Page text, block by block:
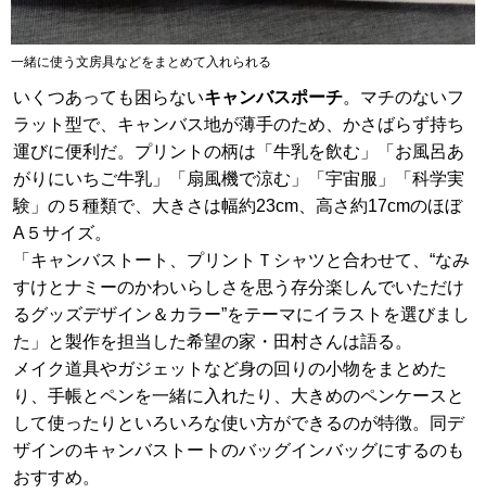
いくつあっても困らないキャンバスポーチ。マチのないフ
ラット型で、キャンバス地が薄手のため、かさばらず持ち
運びに便利だ。プリントの柄は「牛乳を飲む」「お風呂あ
がりにいちご牛乳」「扇風機で涼む」「宇宙服」「科学実
験」の５種類で、大きさは幅約23cm、高さ約17cmのほぼ
A５サイズ。
「キャンバストート、プリントＴシャツと合わせて、“なみ
すけとナミーのかわいらしさを思う存分楽しんでいただけ
るグッズデザイン＆カラー”をテーマにイラストを選びまし
た」と製作を担当した希望の家・田村さんは語る。
メイク道具やガジェットなど身の回りの小物をまとめた
り、手帳とペンを一緒に入れたり、大きめのペンケースと
して使ったりといろいろな使い方ができるのが特徴。同デ
ザインのキャンバストートのバッグインバッグにするのも
おすすめ。
一緒に使う文房具などをまとめて入れられる